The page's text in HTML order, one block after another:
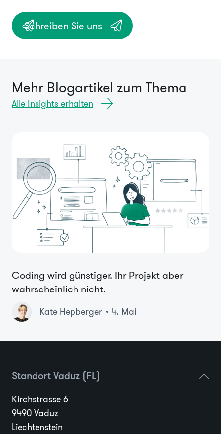
Schreiben Sie uns
Mehr Blogartikel zum Thema
Alle Insights erhalten
Coding wird günstiger. Ihr Projekt aber
wahrscheinlich nicht.
Kate Hepberger 4. Mai
Standort Vaduz (FL)
Kirchstrasse 6
9490 Vaduz
Liechtenstein